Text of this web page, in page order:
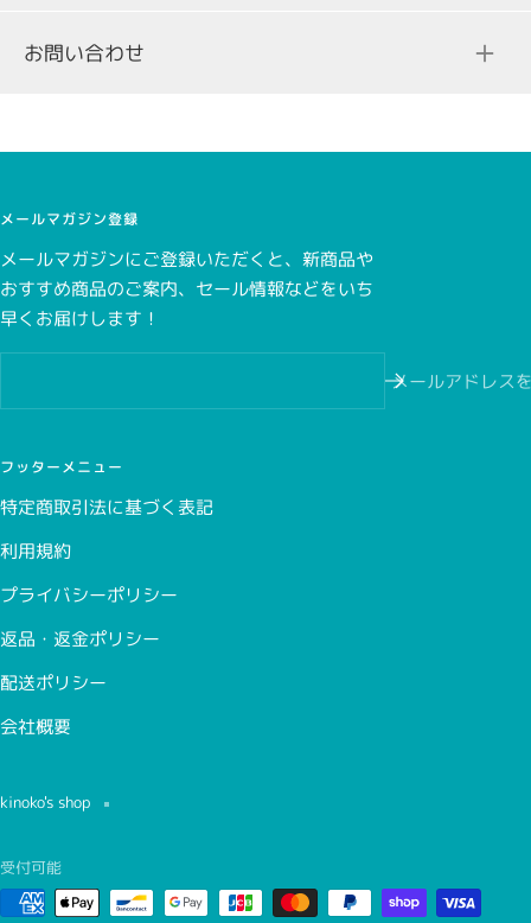
ご注文合計金額
お問い合わせ
メールマガジン登録
メールマガジンにご登録いただくと、新商品や
おすすめ商品のご案内、セール情報などをいち
早くお届けします！
メールアドレス
フッターメニュー
特定商取引法に基づく表記
利用規約
プライバシーポリシー
返品・返金ポリシー
配送ポリシー
会社概要
kinoko's shop
受付可能